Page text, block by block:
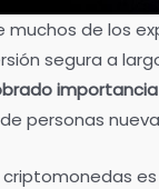
muchos de los
segura a
importancia
personas
criptomonedas